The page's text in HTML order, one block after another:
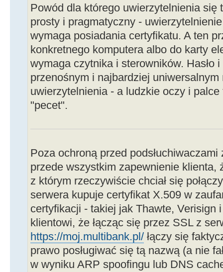
Powód dla którego uwierzytelnienia się
prosty i pragmatyczny -
wymaga posiadania certyfikatu. A ten
konkretnego komputera albo do karty
wymaga czytnika i sterowników. Hasło
przenośnym i najbardziej uniwersalnym
uwierzytelnienia - a ludzkie oczy i
"pecet".
Poza ochroną przed
przede wszystkim zapewnienie klienta,
z którym rzeczywiście chciał się
serwera kupuje certyfikat X.509 w
certyfikacji - takiej jak Thawte, Verisign
klientowi, że łącząc się przez SSL z
https://moj.multibank.pl/ łączy się
prawo posługiwać się tą nazwą (a nie
w wyniku ARP spoofingu lub DNS